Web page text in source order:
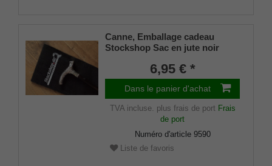
Canne, Emballage cadeau
Stockshop Sac en jute noir
6,95 € *
Dans le panier d'achat
TVA incluse. plus frais de port Frais
de port
Numéro d'article 9590
Liste de favoris